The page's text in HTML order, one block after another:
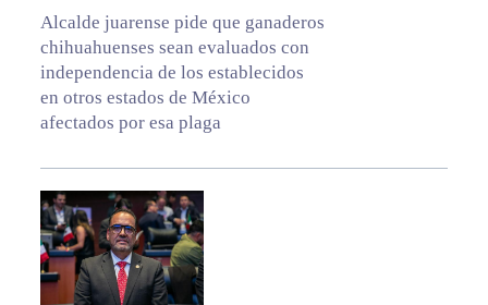
Alcalde juarense pide que ganaderos
chihuahuenses sean evaluados con
independencia de los establecidos
en otros estados de México
afectados por esa plaga